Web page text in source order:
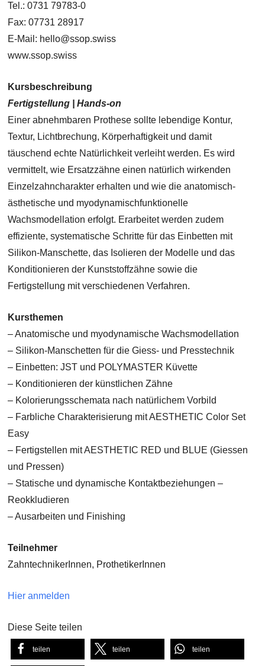
Tel.: 0731 79783-0
Fax: 07731 28917
E-Mail: hello@ssop.swiss
www.ssop.swiss
Kursbeschreibung
Fertigstellung | Hands-on
Einer abnehmbaren Prothese sollte lebendige Kontur,
Textur, Lichtbrechung, Körperhaftigkeit und damit
täuschend echte Natürlichkeit verleiht werden. Es wird
vermittelt, wie Ersatzzähne einen natürlich wirkenden
Einzelzahncharakter erhalten und wie die anatomisch-
ästhetische und myodynamischfunktionelle
Wachsmodellation erfolgt. Erarbeitet werden zudem
effiziente, systematische Schritte für das Einbetten mit
Silikon-Manschette, das Isolieren der Modelle und das
Konditionieren der Kunststoffzähne sowie die
Fertigstellung mit verschiedenen Verfahren.
Kursthemen
– Anatomische und myodynamische Wachsmodellation
– Silikon-Manschetten für die Giess- und Presstechnik
– Einbetten: JST und POLYMASTER Küvette
– Konditionieren der künstlichen Zähne
– Kolorierungsschemata nach natürlichem Vorbild
– Farbliche Charakterisierung mit AESTHETIC Color Set
Easy
– Fertigstellen mit AESTHETIC RED und BLUE (Giessen
und Pressen)
– Statische und dynamische Kontaktbeziehungen –
Reokkludieren
– Ausarbeiten und Finishing
Teilnehmer
ZahntechnikerInnen, ProthetikerInnen
Hier anmelden
Diese Seite teilen
teilen teilen teilen